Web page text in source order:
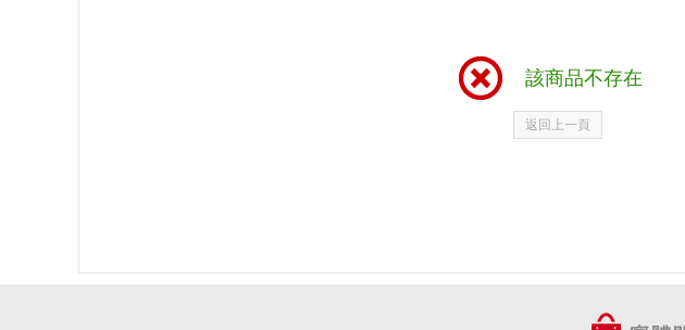
該商品不存在
返回上一頁